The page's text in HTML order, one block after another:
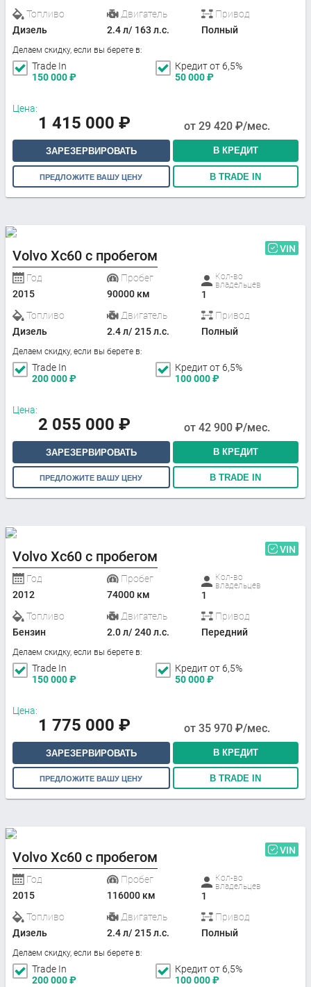
Топливо
Дизель
Двигатель
2.4 л/ 163 л.с.
Привод
Полный
Делаем скидку, если вы берете в:
Trade In
150 000₽
Кредит от 6,5%
50 000₽
Цена:
1 415 000 ₽ от 29 420 ₽/мес.
ЗАРЕЗЕРВИРОВАТЬ В КРЕДИТ
ПРЕДЛОЖИТЕ ВАШУ ЦЕНУ В TRADE IN
Volvo Xc60 с пробегом VIN
Год
2015
Пробег
90000 км
Кол-во
владельцев
1
Топливо
Дизель
Двигатель
2.4 л/ 215 л.с.
Привод
Полный
Делаем скидку, если вы берете в:
Trade In
200 000₽
Кредит от 6,5%
100 000₽
Цена:
2 055 000 ₽ от 42 900 ₽/мес.
ЗАРЕЗЕРВИРОВАТЬ В КРЕДИТ
ПРЕДЛОЖИТЕ ВАШУ ЦЕНУ В TRADE IN
Volvo Xc60 с пробегом VIN
Год
2012
Пробег
74000 км
Кол-во
владельцев
1
Топливо
Бензин
Двигатель
2.0 л/ 240 л.с.
Привод
Передний
Делаем скидку, если вы берете в:
Trade In
150 000₽
Кредит от 6,5%
50 000₽
Цена:
1 775 000 ₽ от 35 970 ₽/мес.
ЗАРЕЗЕРВИРОВАТЬ В КРЕДИТ
ПРЕДЛОЖИТЕ ВАШУ ЦЕНУ В TRADE IN
Volvo Xc60 с пробегом VIN
Год
2015
Пробег
116000 км
Кол-во
владельцев
1
Топливо
Дизель
Двигатель
2.4 л/ 215 л.с.
Привод
Полный
Делаем скидку, если вы берете в:
Trade In
200 000₽
Кредит от 6,5%
100 000₽